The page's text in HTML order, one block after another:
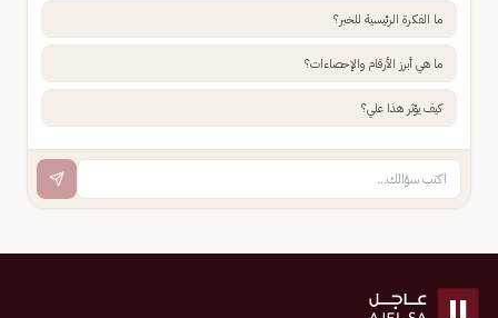
ما الفكرة الرئيسية للخبر؟
ما هي أبرز الأرقام والإحصاءات؟
كيف يؤثر هذا علي؟